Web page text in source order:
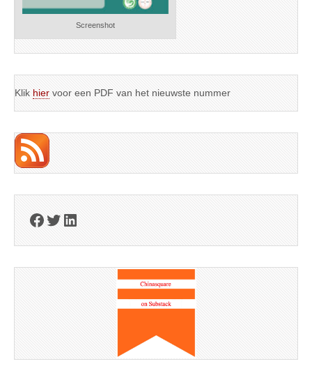
Screenshot
Klik hier voor een PDF van het nieuwste nummer
Facebook
Twitter
LinkedIn